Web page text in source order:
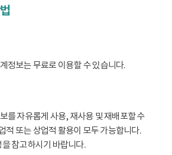
정보는 무료로 이용할 수 있습니다.
를 자유롭게 사용, 재사용 및 재배포할 수
적 또는 상업적 활용이 모두 가능합니다.
참고하시기 바랍니다.